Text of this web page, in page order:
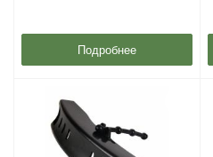
Подробнее